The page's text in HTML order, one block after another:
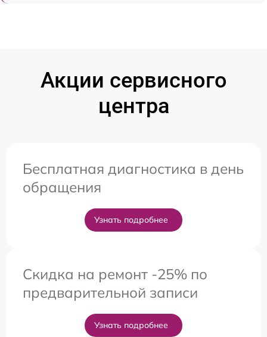
Акции сервисного
центра
Бесплатная диагностика в день
обращения
Узнать подробнее
Скидка на ремонт -25% по
предварительной записи
Узнать подробнее